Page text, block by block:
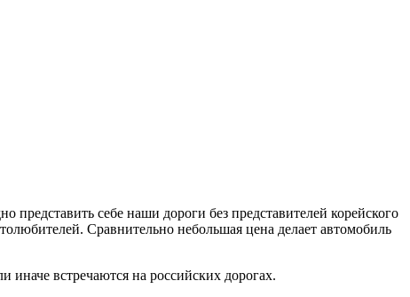
себе наши дороги без представителей корейского
Сравнительно небольшая цена делает автомобиль
иначе встречаются на российских дорогах.